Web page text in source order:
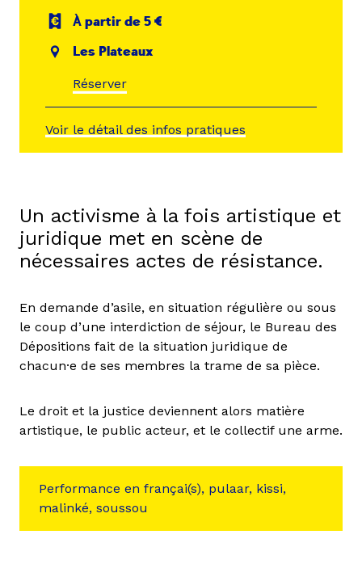
À partir de 5 €
Les Plateaux
Réserver
Voir le détail des infos pratiques
Un activisme à la fois artistique et
juridique met en scène de
nécessaires actes de résistance.
En demande d’asile, en situation régulière ou sous
le coup d’une interdiction de séjour, le Bureau des
Dépositions fait de la situation juridique de
chacun·e de ses membres la trame de sa pièce.
Le droit et la justice deviennent alors matière
artistique, le public acteur, et le collectif une arme.
Performance en françai(s), pulaar, kissi,
malinké, soussou